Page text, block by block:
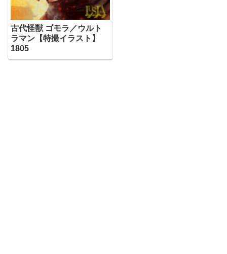
古代怪獣 ゴモラ／ウルト
ラマン【特撮イラスト】
1805